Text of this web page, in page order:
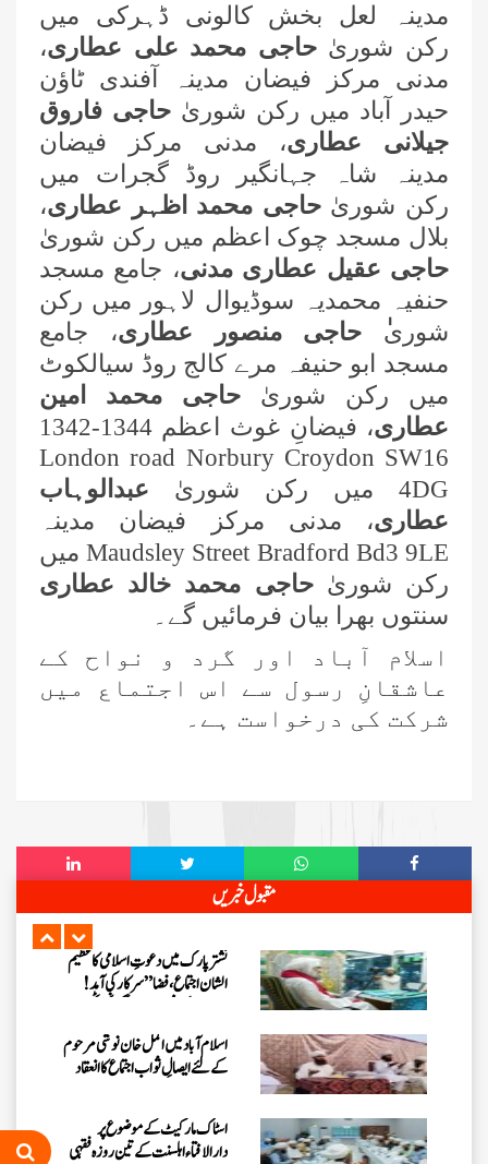
مدینہ لعل بخش کالونی ڈہرکی میں
رکن شوریٰ حاجی محمد علی عطاری،
مدنی مرکز فیضان مدینہ آفندی ٹاؤن
حیدر آباد میں رکن شوریٰحاجی فاروق
جیلانی عطاری، مدنی مرکز فیضان
مدینہ شاہ جہانگیر روڈ گجرات میں
رکن شوریٰحاجی محمد اظہر عطاری،
بلال مسجد چوک اعظم میں رکن شوریٰ
حاجی عقیل عطاری مدنی، جامع مسجد
حنفیہ محمدیہ سوڈیوال لاہور میں رکن
شوری ٰ حاجی منصور عطاری، جامع
مسجد ابو حنیفہ مرے کالج روڈ سیالکوٹ
میں رکن شوریٰحاجی محمد امین
عطاری، فیضانِ غوث اعظم1342-1344
London road Norbury Croydon SW16
4DGمیں رکن شوریٰ عبدالوہاب
عطاری، مدنی مرکز فیضان مدینہ
Maudsley Street Bradford Bd3 9LEمیں
رکن شوریٰحاجی محمد خالد عطاری
سنتوں بھرا بیان فرمائیں گے۔
اسلام آباد اور گرد و نواح کے
عاشقانِ رسول سے
اس اجتماع میں
شرکت کی درخواست ہے۔
مقبول خبریں
اسلام آباد میں معروف شخصیات کے
لیے سیکھنے سکھانے کے حلقے کا انعقاد
کراچی میں ایگریکلچر اینڈ لائیو اسٹاک
سے وابستہ عاشقانِ رسول کا سنتوں
بھرا اجتماع
26 جولائی کو نشتر پارک، کراچی میں
عظیم الشان ”میلاد اجتماع“ کا
انعقادہوگا
امیرِ اہلِ سنت نے حاجی عبد الشکور
عطاری (عرف کاکا) کی نمازِ جنازہ
پڑھائی
اعلیٰ حضرت امام احمد رضا خان کے
دعوتِ اسلامی کا ”شجرکاری
ٹرانسمیشن“ کا اعلان، پاکستان کو سرسبز
نشتر پارک میں دعوتِ اسلامی کا عظیم
الشان اجتماع، فضا ”سرکار کی آمد !
اسلام آبادمیں اکمل خان نوشی مرحوم
کے لئے ایصالِ ثواب اجتماع کا انعقاد
اسٹاک مارکیٹ کے موضوع پر
دارالافتاء اہلسنت کے تین روزہ فقہی